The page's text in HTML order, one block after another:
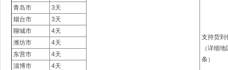
支持货到
（详细
条）
青岛市
3天
烟台市
3天
聊城市
4天
潍坊市
4天
东营市
4天
淄博市
4天